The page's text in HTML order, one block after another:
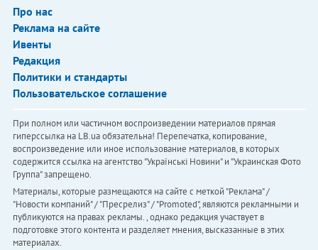
Про нас
Реклама на сайте
Ивенты
Редакция
Политики и стандарты
Пользовательское соглашение
При полном или частичном воспроизведении материалов прямая
гиперссылка на LB.ua обязательна! Перепечатка, копирование,
воспроизведение или иное использование материалов, в которых
содержится ссылка на агентство "Українськi Новини" и "Украинская Фото
Группа" запрещено.
Материалы, которые размещаются на сайте с меткой "Реклама" /
"Новости компаний" / "Пресрелиз" / "Promoted", являются рекламными и
публикуются на правах рекламы. , однако редакция участвует в
подготовке этого контента и разделяет мнения, высказанные в этих
материалах.